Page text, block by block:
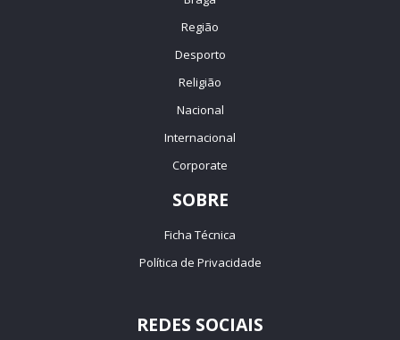
Região
Desporto
Religião
Nacional
Internacional
Corporate
SOBRE
Ficha Técnica
Política de Privacidade
REDES SOCIAIS